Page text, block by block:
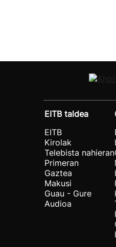
EITB taldea
EITB
Kirolak
Telebista nahieran
Primeran
Gaztea
Makusi
Guau - Gure
Audioa